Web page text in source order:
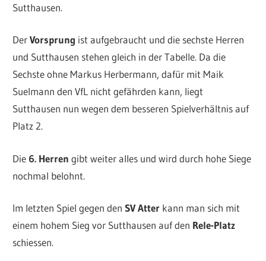
Sutthausen.
DerVorsprung ist aufgebraucht und die sechste Herren
und Sutthausen stehen gleich in der Tabelle. Da die
Sechste ohne Markus Herbermann, dafür mit Maik
Suelmann den VfL nicht gefährden kann, liegt
Sutthausen nun wegen dem besseren Spielverhältnis auf
Platz 2.
Die 6. Herren gibt weiter alles und wird durch hohe Siege
nochmal belohnt.
Im letzten Spiel gegen denSV Atter kann man sich mit
einem hohem Sieg vor Sutthausen auf den Rele-Platz
schiessen.